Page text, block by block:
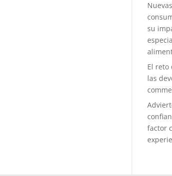
su
El
las
factor